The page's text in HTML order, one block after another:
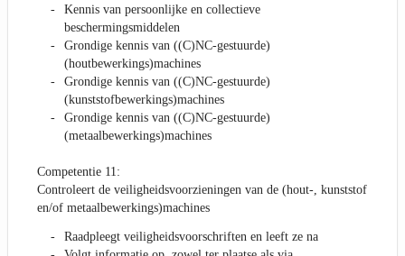
Kennis van persoonlijke en collectieve
beschermingsmiddelen
Grondige kennis van ((C)NC-gestuurde)
(houtbewerkings)machines
Grondige kennis van ((C)NC-gestuurde)
(kunststofbewerkings)machines
Grondige kennis van ((C)NC-gestuurde)
(metaalbewerkings)machines
Competentie 11:
Controleert de veiligheidsvoorzieningen van de (hout-, kunststof
en/of metaalbewerkings)machines
Raadpleegt veiligheidsvoorschriften en leeft ze na